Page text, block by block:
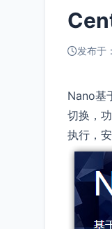
发布于
Nano基
切换，
执行，